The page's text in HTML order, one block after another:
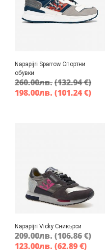
Napapijri Sparrow Спортни
обувки
260.00лв.(132.94 €)
198.00лв. (101.24 €)
Napapijri Vicky Сникърси
209.00лв.(106.86 €)
123.00лв. (62.89 €)